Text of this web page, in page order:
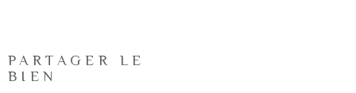
PARTAGER LE
BIEN